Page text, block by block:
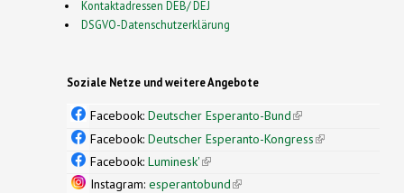
Kontaktadressen DEB/ DEJ
DSGVO-Datenschutzerklärung
Soziale Netze und weitere Angebote
Facebook: Deutscher Esperanto-Bund(link is
external)
Facebook: Deutscher Esperanto-Kongress(link is
Facebook: Luminesk'(link is external)
Instagram: esperantobund(link is external)